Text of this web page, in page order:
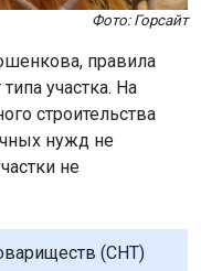
птицу и
устав СНТ. Он
ограничения.
на
– цитирует